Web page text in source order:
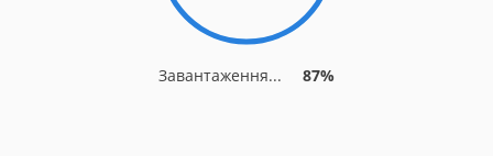
Завантаження... 87%